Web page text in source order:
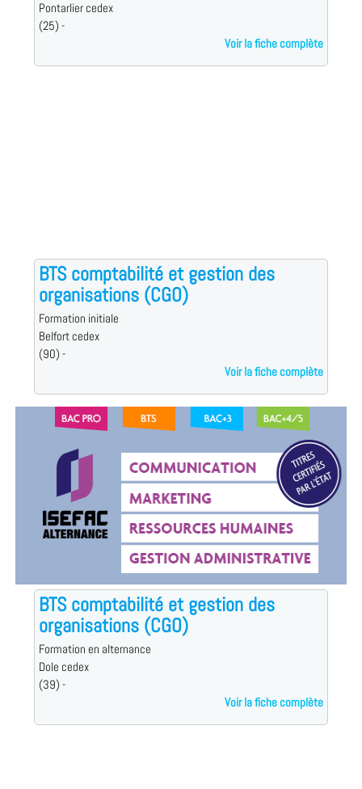
Pontarlier cedex
(25) -
Voir la fiche complète
BTS comptabilité et gestion des
organisations (CGO)
Formation initiale
Belfort cedex
(90) -
Voir la fiche complète
BTS comptabilité et gestion des
organisations (CGO)
Formation en alternance
Dole cedex
(39) -
Voir la fiche complète